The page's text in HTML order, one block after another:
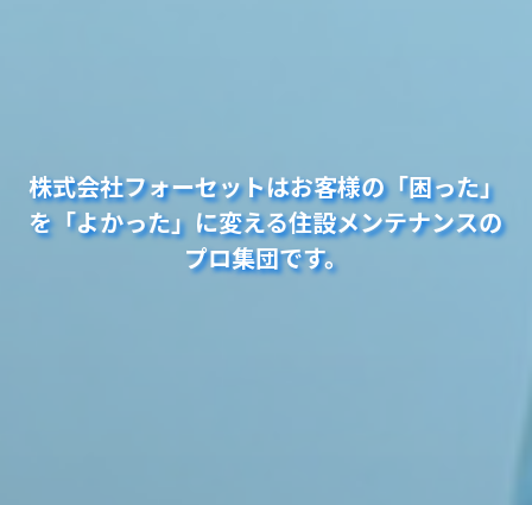
株式会社フォーセットはお客様の「困った」
を「よかった」に変える住設メンテナンスの
プロ集団です。